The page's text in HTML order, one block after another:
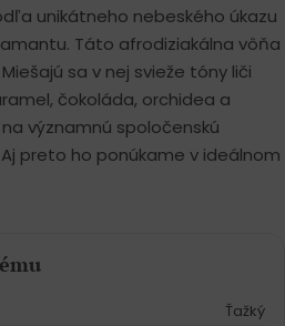
unikátneho nebeského úkazu
Táto afrodiziakálna vôňa
sa v nej svieže tóny liči
čokoláda, orchidea a
významnú spoločenskú
preto ho ponúkame v ideálnom
Ťažký